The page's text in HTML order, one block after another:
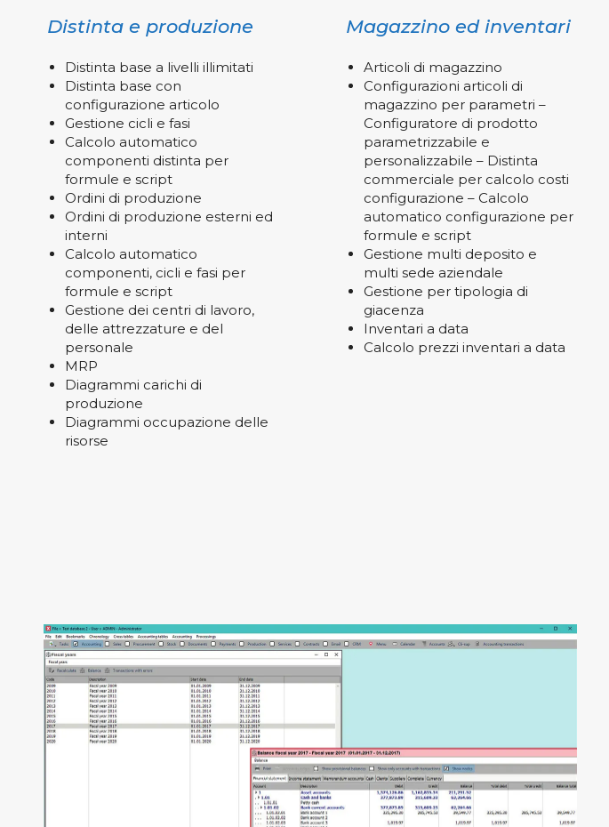
Distinta e produzione
Distinta base a livelli illimitati
Distinta base con
configurazione articolo
Gestione cicli e fasi
Calcolo automatico
componenti distinta per
formule e script
Ordini di produzione
Ordini di produzione esterni ed
interni
Calcolo automatico
componenti, cicli e fasi per
formule e script
Gestione dei centri di lavoro,
delle attrezzature e del
personale
MRP
Diagrammi carichi di
produzione
Diagrammi occupazione delle
risorse
Magazzino ed inventari
Articoli di magazzino
Configurazioni articoli di
magazzino per parametri –
Configuratore di prodotto
parametrizzabile e
personalizzabile – Distinta
commerciale per calcolo costi
configurazione – Calcolo
automatico configurazione per
formule e script
Gestione multi deposito e
multi sede aziendale
Gestione per tipologia di
giacenza
Inventari a data
Calcolo prezzi inventari a data